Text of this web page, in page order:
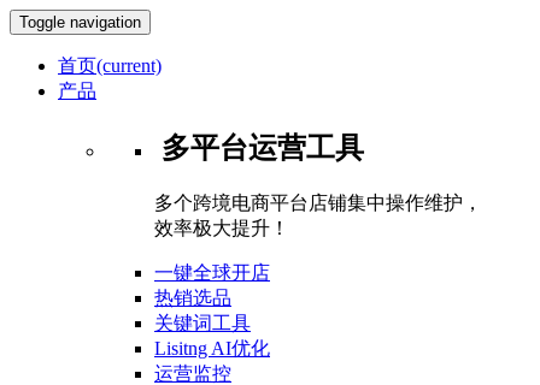
Toggle navigation
首页(current)
产品
多平台运营工具
多个跨境电商平台店铺集中操作维护，
效率极大提升！
一键全球开店
热销选品
关键词工具
Lisitng AI优化
运营监控